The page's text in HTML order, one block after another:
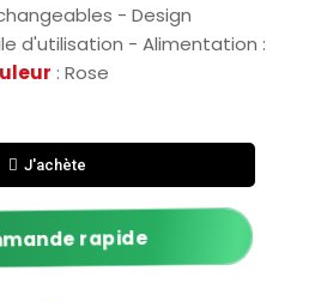
- Design
d'utilisation - Alimentation :
: Rose
J'achète
rapide